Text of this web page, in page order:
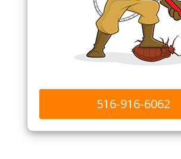
516-916-6062